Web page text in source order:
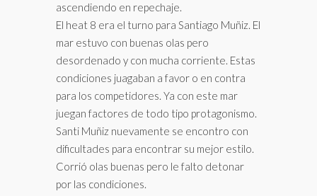
ascendiendo en repechaje.
El heat 8 era el turno para Santiago Muñiz. El
mar estuvo con buenas olas pero
desordenado y con mucha corriente. Estas
condiciones juagaban a favor o en contra
para los competidores. Ya con este mar
juegan factores de todo tipo protagonismo.
Santi Muñiz nuevamente se encontro con
dificultades para encontrar su mejor estilo.
Corrió olas buenas pero le falto detonar
por las condiciones.